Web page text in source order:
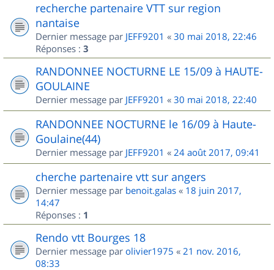
recherche partenaire VTT sur region
nantaise
Dernier message par JEFF9201 « 30 mai 2018, 22:46
Réponses : 3
RANDONNEE NOCTURNE LE 15/09 à HAUTE-
GOULAINE
Dernier message par JEFF9201 « 30 mai 2018, 22:40
RANDONNEE NOCTURNE le 16/09 à Haute-
Goulaine(44)
Dernier message par JEFF9201 « 24 août 2017, 09:41
cherche partenaire vtt sur angers
Dernier message par benoit.galas « 18 juin 2017,
14:47
Réponses : 1
Rendo vtt Bourges 18
Dernier message par olivier1975 « 21 nov. 2016,
08:33